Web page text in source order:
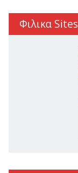
Φιλικα Sites